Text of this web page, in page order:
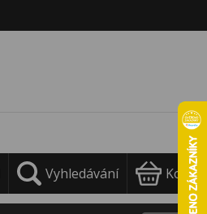
Vyhledávání Košík